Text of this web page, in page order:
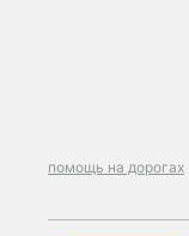
помощь на дорогах